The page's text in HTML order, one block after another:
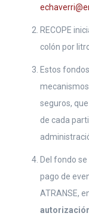
RECOPE
colón por
Estos
seguros,
de cada
Del fondo
pago de
ATRANSE,